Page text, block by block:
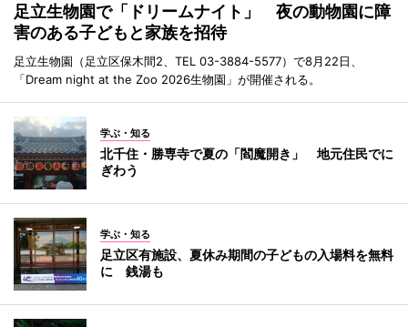
足立生物園で「ドリームナイト」 夜の動物園に障
害のある子どもと家族を招待
足立生物園（足立区保木間2、TEL 03-3884-5577）で8月22日、
「Dream night at the Zoo 2026生物園」が開催される。
学ぶ・知る
北千住・勝専寺で夏の「閻魔開き」 地元住民でに
ぎわう
学ぶ・知る
足立区有施設、夏休み期間の子どもの入場料を無料
に 銭湯も